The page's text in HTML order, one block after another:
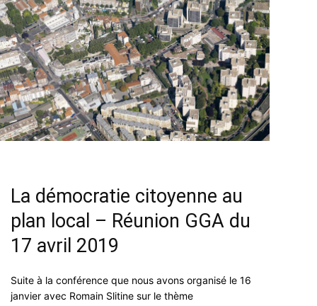
La démocratie citoyenne au
plan local – Réunion GGA du
17 avril 2019
Suite à la conférence que nous avons organisé le 16
janvier avec Romain Slitine sur le thème